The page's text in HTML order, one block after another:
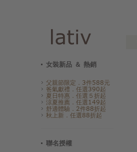
女裝新品 ＆ 熱銷
父親節限定．3件588元
爸氣獻禮．任選390起
夏日特惠．任選５折起
涼夏推薦．任選149起
舒適體驗．2件88折起
秋上新．任選88折起
聯名授權